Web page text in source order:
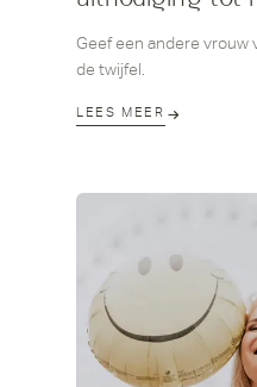
Geef een andere vrouw
de twijfel.
LEES MEER